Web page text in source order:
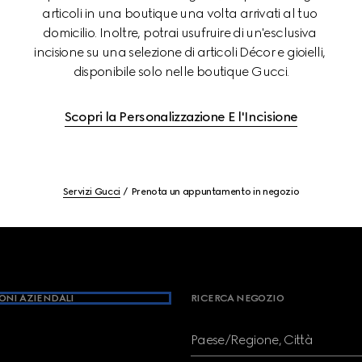
articoli in una boutique una volta arrivati al tuo
domicilio. Inoltre, potrai usufruire di un'esclusiva
incisione su una selezione di articoli Décor e gioielli,
disponibile solo nelle boutique Gucci.
Scopri la Personalizzazione E l'Incisione
Servizi Gucci Prenota un appuntamento in negozio
AZIENDALI RICERCA NEGOZIO
Paese/Regione, Città